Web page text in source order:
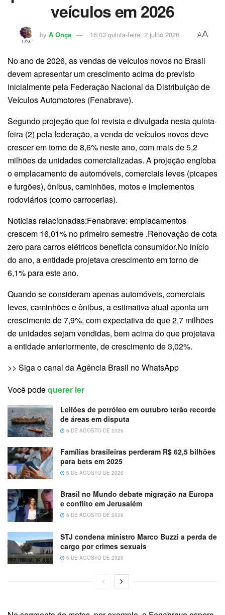
veículos em 2026
by A Onça 16:03 quinta-feira, 2 julho 2026 AA
No ano de 2026, as vendas de veículos novos no Brasil
devem apresentar um crescimento acima do previsto
inicialmente pela Federação Nacional da Distribuição de
Veículos Automotores (Fenabrave).
Segundo projeção que foi revista e divulgada nesta quinta-
feira (2) pela federação, a venda de veículos novos deve
crescer em torno de 8,6% neste ano, com mais de 5,2
milhões de unidades comercializadas. A projeção engloba
o emplacamento de automóveis, comerciais leves (picapes
e furgões), ônibus, caminhões, motos e implementos
rodoviários (como carrocerias).
Notícias relacionadas:Fenabrave: emplacamentos
crescem 16,01% no primeiro semestre .Renovação de cota
zero para carros elétricos beneficia consumidor.No início
do ano, a entidade projetava crescimento em torno de
6,1% para este ano.
Quando se consideram apenas automóveis, comerciais
leves, caminhões e ônibus, a estimativa atual aponta um
crescimento de 7,9%, com expectativa de que 2,7 milhões
de unidades sejam vendidas, bem acima do que projetava
a entidade anteriormente, de crescimento de 3,02%.
>> Siga o canal da Agência Brasil no WhatsApp
Você podequerer ler
Leilões de petróleo em outubro terão recorde
de áreas em disputa
6 DE AGOSTO DE 2026
Famílias brasileiras perderam R$ 62,5 bilhões
para bets em 2025
6 DE AGOSTO DE 2026
Brasil no Mundo debate migração na Europa
e conflito em Jerusalém
6 DE AGOSTO DE 2026
STJ condena ministro Marco Buzzi a perda de
cargo por crimes sexuais
6 DE AGOSTO DE 2026